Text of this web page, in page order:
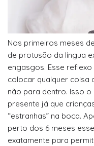
Nos primeiros meses
de protusão da língua
engasgos. Esse
colocar qualquer coisa
não para dentro. Isso
presente já que
“estranhas” na boca.
perto dos 6 meses
exatamente para